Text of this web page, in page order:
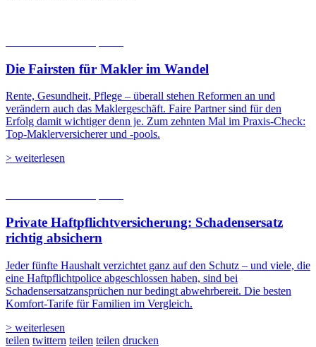
Die Fairsten für Makler im Wandel
Rente, Gesundheit, Pflege – überall stehen Reformen an und
verändern auch das Maklergeschäft. Faire Partner sind für den
Erfolg damit wichtiger denn je. Zum zehnten Mal im Praxis-Check:
Top-Maklerversicherer und -pools.
> weiterlesen
Private Haftpflicht­versicherung: Schadensersatz
richtig absichern
Jeder fünfte Haushalt verzichtet ganz auf den Schutz – und viele, die
eine Haftpflichtpolice abgeschlossen haben, sind bei
Schadensersatzansprüchen nur bedingt abwehrbereit. Die besten
Komfort-Tarife für Familien im Vergleich.
> weiterlesen
teilen twittern teilen teilen drucken